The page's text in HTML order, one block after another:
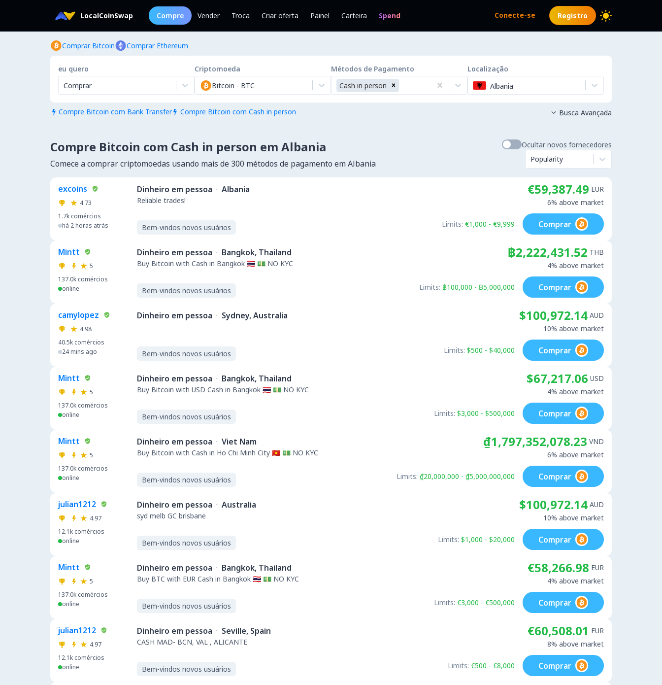
LocalCoinSwap Compre Vender Troca Criar oferta Painel Carteira Spend Conecte-se Registro
Comprar Bitcoin Comprar Ethereum
eu quero
Comprar
Criptomoeda
Bitcoin - BTC
Métodos de Pagamento
Cash in person
Localização
Albania
 Compre Bitcoin com Bank Transfer  Compre Bitcoin com Cash in person  Busca Avançada
Compre Bitcoin com Cash in person em Albania
Comece a comprar criptomoedas usando mais de 300 métodos de pagamento em Albania
Ocultar novos fornecedores
Popularity
excoins
4.73
1.7k comércios
há 2 horas atrás
Dinheiro em pessoa · Albania
Reliable trades!
Bem-vindos novos usuários
€59,387.49 EUR
6% above market
Limits: €1,000 - €9,999 Comprar
Mintt
5
137.0k comércios
online
Dinheiro em pessoa · Bangkok, Thailand
Buy Bitcoin with Cash in Bangkok 🇹🇭 💵 NO KYC
Bem-vindos novos usuários
฿2,222,431.52 THB
4% above market
Limits: ฿100,000 - ฿5,000,000 Comprar
camylopez
4.98
40.5k comércios
24 mins ago
Dinheiro em pessoa · Sydney, Australia
Bem-vindos novos usuários
$100,972.14 AUD
10% above market
Limits: $500 - $40,000 Comprar
Mintt
5
137.0k comércios
online
Dinheiro em pessoa · Bangkok, Thailand
Buy Bitcoin with USD Cash in Bangkok 🇹🇭 💵 NO KYC
Bem-vindos novos usuários
$67,217.06 USD
4% above market
Limits: $3,000 - $500,000 Comprar
Mintt
5
137.0k comércios
online
Dinheiro em pessoa · Viet Nam
Buy Bitcoin with Cash in Ho Chi Minh City 🇻🇳 💵 NO KYC
Bem-vindos novos usuários
₫1,797,352,078.23 VND
6% above market
Limits: ₫20,000,000 - ₫5,000,000,000 Comprar
julian1212
4.97
12.1k comércios
online
Dinheiro em pessoa · Australia
syd melb GC brisbane
Bem-vindos novos usuários
$100,972.14 AUD
10% above market
Limits: $1,000 - $20,000 Comprar
Mintt
5
137.0k comércios
online
Dinheiro em pessoa · Bangkok, Thailand
Buy BTC with EUR Cash in Bangkok 🇹🇭 💵 NO KYC
Bem-vindos novos usuários
€58,266.98 EUR
4% above market
Limits: €3,000 - €500,000 Comprar
julian1212
4.97
12.1k comércios
online
Dinheiro em pessoa · Seville, Spain
CASH MAD- BCN, VAL , ALICANTE
Bem-vindos novos usuários
€60,508.01 EUR
8% above market
Limits: €500 - €8,000 Comprar